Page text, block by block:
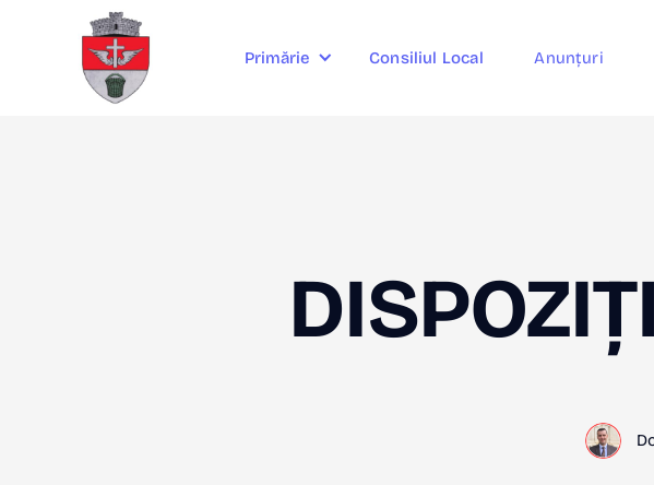
Primărie Consiliul Local Anunțuri